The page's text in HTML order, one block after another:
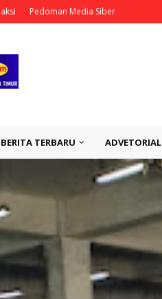
Pedoman Media Siber
BERITA TERBARU ADVETORIAL